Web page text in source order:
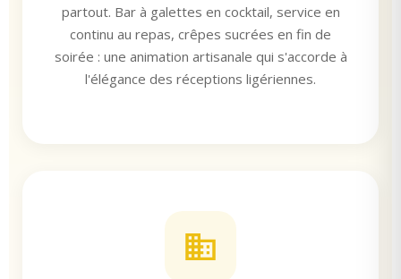
partout. Bar à galettes en cocktail, service en
continu au repas, crêpes sucrées en fin de
soirée : une animation artisanale qui s'accorde à
l'élégance des réceptions ligériennes.